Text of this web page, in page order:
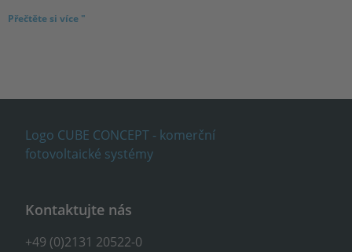
Přečtěte si více "
Kontaktujte nás
+49 (0)2131 20522-0